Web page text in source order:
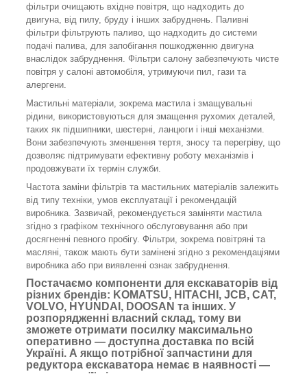
фільтри очищають вхідне повітря, що надходить до
двигуна, від пилу, бруду і інших забруднень. Паливні
фільтри фільтрують паливо, що надходить до системи
подачі палива, для запобігання пошкодженню двигуна
внаслідок забруднення. Фільтри салону забезпечують чисте
повітря у салоні автомобіля, утримуючи пил, гази та
алергени.
Мастильні матеріали, зокрема мастила і змащувальні
рідини, використовуються для змащення рухомих деталей,
таких як підшипники, шестерні, ланцюги і інші механізми.
Вони забезпечують зменшення тертя, зносу та перегріву, що
дозволяє підтримувати ефективну роботу механізмів і
продовжувати їх термін служби.
Частота заміни фільтрів та мастильних матеріалів залежить
від типу техніки, умов експлуатації і рекомендацій
виробника. Зазвичай, рекомендується заміняти мастила
згідно з графіком технічного обслуговування або при
досягненні певного пробігу. Фільтри, зокрема повітряні та
масляні, також мають бути замінені згідно з рекомендаціями
виробника або при виявленні ознак забруднення.
Постачаємо компоненти для екскаваторів від
різних брендів: KOMATSU, HITACHI, JCB, CAT,
VOLVO, HYUNDAI, DOOSAN та інших. У
розпорядженні власний склад, тому ви
зможете отримати посилку максимально
оперативно — доступна доставка по всій
Україні. А якщо потрібної запчастини для
редуктора екскаватора немає в наявності —